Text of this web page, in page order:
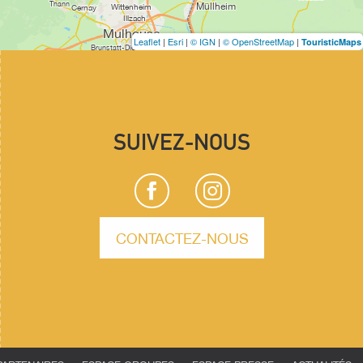
Leaflet | Esri | © IGN | © OpenStreetMap | TouristicMaps
SUIVEZ-NOUS
CONTACTEZ-NOUS